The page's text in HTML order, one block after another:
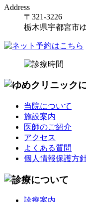
Address
〒321-3226
栃木県宇都宮市
当院について
施設案内
医師のご紹介
アクセス
よくある質問
個人情報保護方